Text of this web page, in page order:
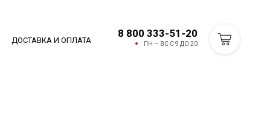
ДОСТАВКА И ОПЛАТА
8 800 333-51-20
ПН — ВС С 9 ДО 20